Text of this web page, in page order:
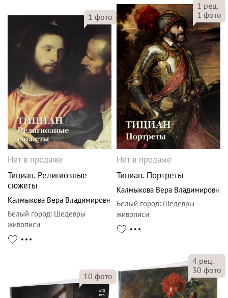
1 фото
Нет в продаже
Тициан. Религиозные
сюжеты
Калмыкова Вера Владимировна
Белый город: Шедевры
живописи
1 рец.
1 фото
Нет в продаже
Тициан. Портреты
Калмыкова Вера Владимировна
Белый город: Шедевры
живописи
10 фото
4 рец.
30 фото